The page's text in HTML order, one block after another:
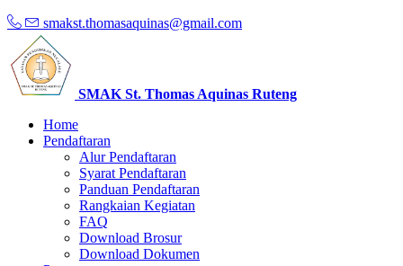
smakst.thomasaquinas@gmail.com
SMAK St. Thomas Aquinas Ruteng
Home
Pendaftaran
Alur Pendaftaran
Syarat Pendaftaran
Panduan Pendaftaran
Rangkaian Kegiatan
FAQ
Download Brosur
Download Dokumen